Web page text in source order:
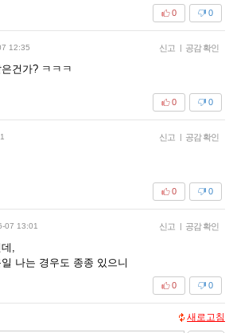
0
0
12:35 신고 | 공감 확인
건가? ㅋㅋㅋ
0
0
신고 | 공감 확인
0
0
07 13:01 신고 | 공감 확인
데,
나는 경우도 종종 있으니
0
0
새로고침